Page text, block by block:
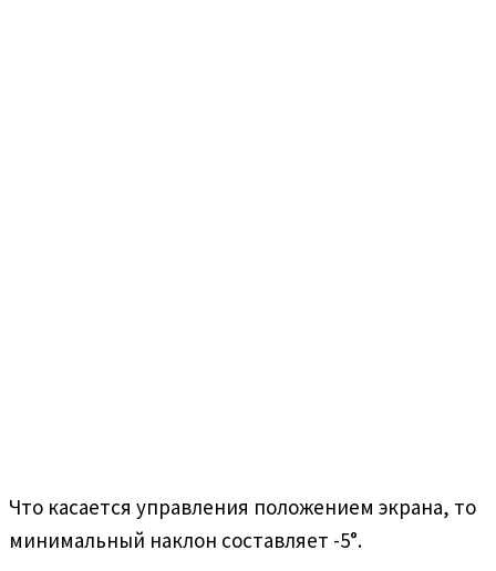
Что касается управления положением экрана, то
минимальный наклон составляет -5°.